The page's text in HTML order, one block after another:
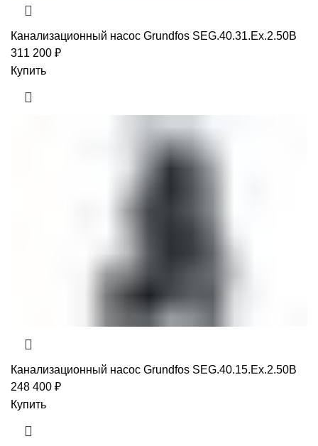
Канализационный насос Grundfos SEG.40.31.Ex.2.50B
311 200 ₽
Купить
Канализационный насос Grundfos SEG.40.15.Ex.2.50B
248 400 ₽
Купить